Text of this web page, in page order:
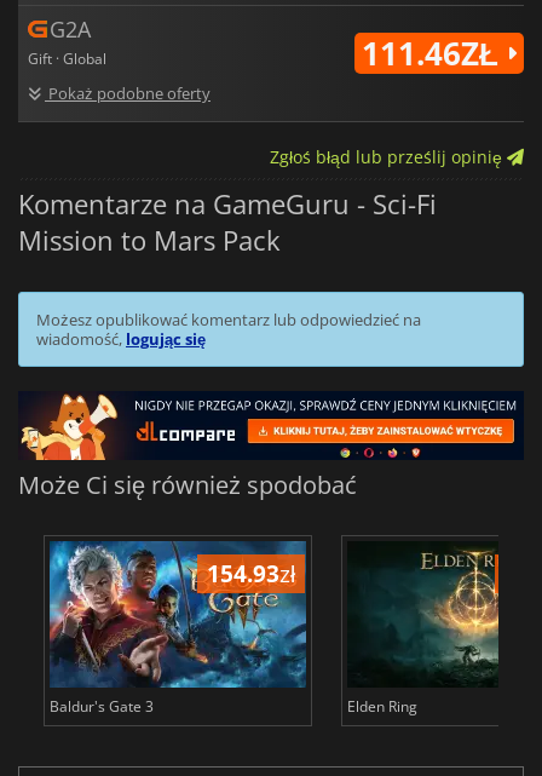
G2A
Gift · Global
Pokaż podobne oferty
111.46ZŁ
Zgłoś błąd lub prześlij opinię
Komentarze na GameGuru - Sci-Fi
Mission to Mars Pack
Możesz opublikować komentarz lub odpowiedzieć na
wiadomość, logując się
Może Ci się również spodobać
154.93zł
Baldur's Gate 3 Elden Ring